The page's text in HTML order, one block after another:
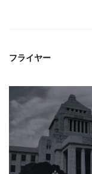
フライヤー